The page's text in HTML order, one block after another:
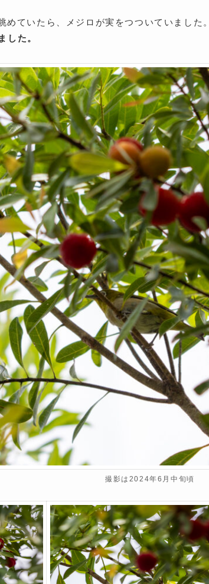
ていたら、メジロが実をつついていました。
した。
撮影は2024年6月中旬頃